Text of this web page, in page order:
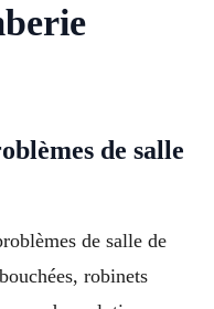
de salle
de salle de
robinets